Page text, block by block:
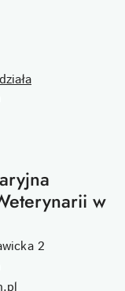
w
2